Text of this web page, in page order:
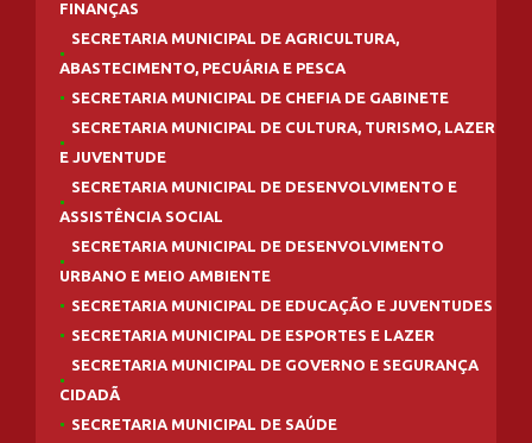
FINANÇAS
SECRETARIA MUNICIPAL DE AGRICULTURA,
ABASTECIMENTO, PECUÁRIA E PESCA
SECRETARIA MUNICIPAL DE CHEFIA DE GABINETE
SECRETARIA MUNICIPAL DE CULTURA, TURISMO, LAZER
E JUVENTUDE
SECRETARIA MUNICIPAL DE DESENVOLVIMENTO E
ASSISTÊNCIA SOCIAL
SECRETARIA MUNICIPAL DE DESENVOLVIMENTO
URBANO E MEIO AMBIENTE
SECRETARIA MUNICIPAL DE EDUCAÇÃO E JUVENTUDES
SECRETARIA MUNICIPAL DE ESPORTES E LAZER
SECRETARIA MUNICIPAL DE GOVERNO E SEGURANÇA
CIDADÃ
SECRETARIA MUNICIPAL DE SAÚDE